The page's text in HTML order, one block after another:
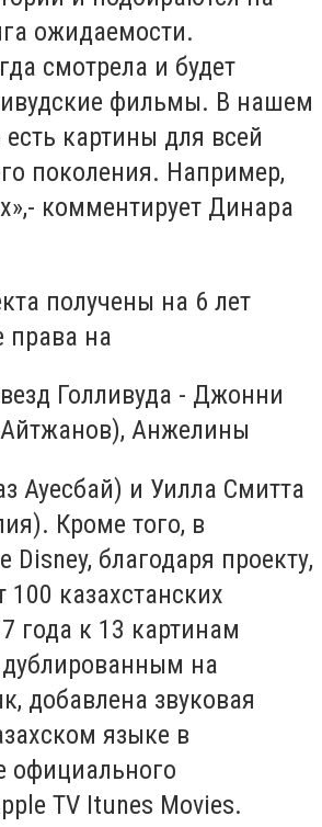
ожидаемости.
смотрела и будет
фильмы. В нашем
есть картины для всей
поколения. Например,
комментирует Динара
получены на 6 лет
права на
Голливуда - Джонни
Анжелины
Ауесбай) и Уилла Смитта
Кроме того, в
Disney, благодаря проекту,
100 казахстанских
года к 13 картинам
дублированным на
добавлена звуковая
языке в
официального
TV Itunes Movies.